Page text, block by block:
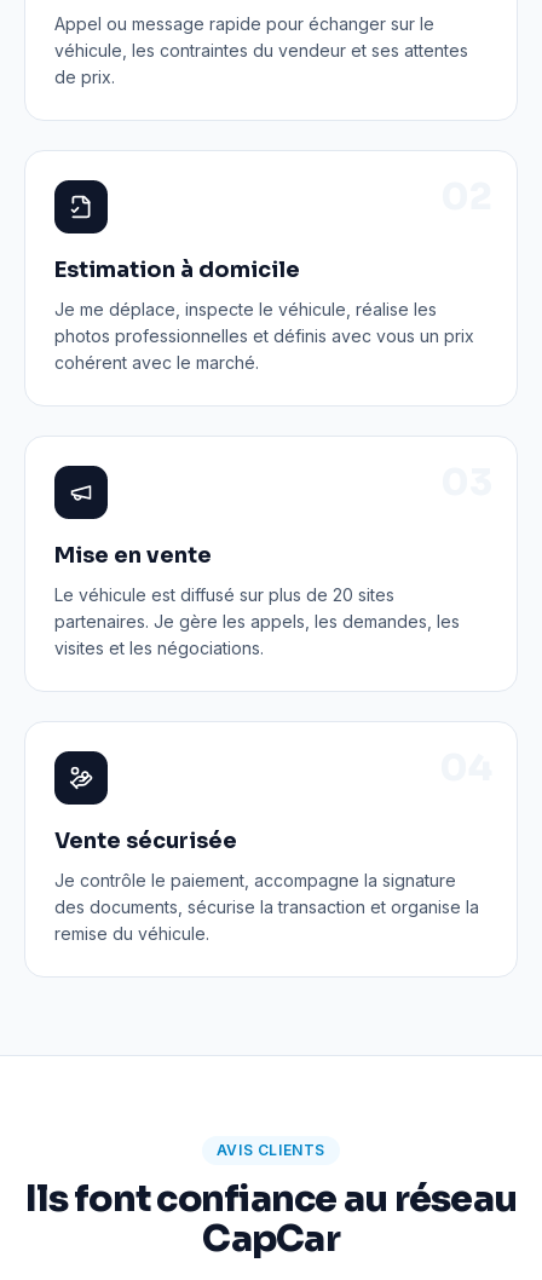
Appel ou message rapide pour échanger sur le
véhicule, les contraintes du vendeur et ses attentes
de prix.
Estimation à domicile
Je me déplace, inspecte le véhicule, réalise les
photos professionnelles et définis avec vous un prix
cohérent avec le marché.
Mise en vente
Le véhicule est diffusé sur plus de 20 sites
partenaires. Je gère les appels, les demandes, les
visites et les négociations.
Vente sécurisée
Je contrôle le paiement, accompagne la signature
des documents, sécurise la transaction et organise la
remise du véhicule.
AVIS CLIENTS
Ils font confiance au réseau
CapCar